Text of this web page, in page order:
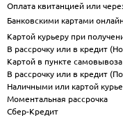
Оплата квитанцией или
Банковскими картами онлайн
Картой курьеру при
В рассрочку или в кредит
Картой в пункте самовывоза
В рассрочку или в кредит
Наличными или картой
Моментальная рассрочка
Сбер-Кредит